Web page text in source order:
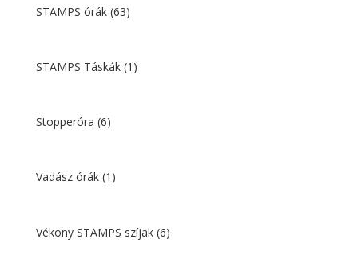
STAMPS órák (63)
STAMPS Táskák (1)
Stopperóra (6)
Vadász órák (1)
Vékony STAMPS szíjak (6)